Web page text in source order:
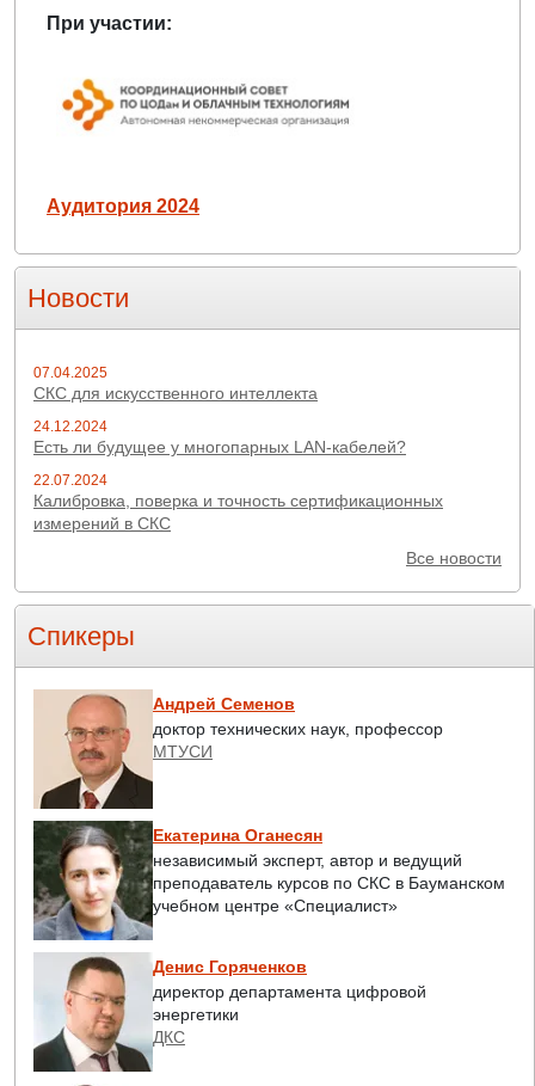
Спикеры
Андрей Семенов
доктор технических наук, профессор
МТУСИ
Екатерина Оганесян
независимый эксперт, автор и ведущий
преподаватель курсов по СКС в Бауманском
учебном центре «Специалист»
Денис Горяченков
директор департамента цифровой
энергетики
ДКС
При участии:
Аудитория 2024
Новости
07.04.2025
СКС для искусственного интеллекта
24.12.2024
Есть ли будущее у многопарных LAN-кабелей?
22.07.2024
Калибровка, поверка и точность сертификационных
измерений в СКС
Все новости